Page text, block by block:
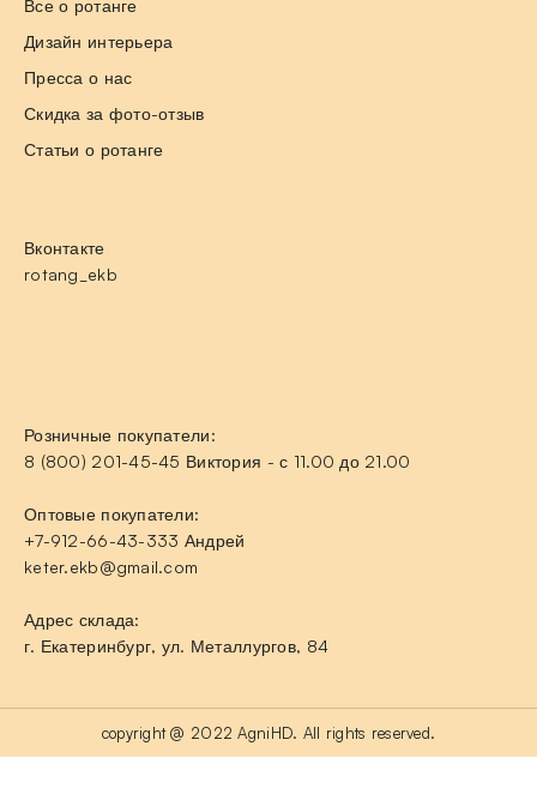
Все о ротанге
Дизайн интерьера
Пресса о нас
Скидка за фото-отзыв
Статьи о ротанге
Вконтакте
rotang_ekb
Розничные покупатели:
8 (800) 201-45-45 Виктория - с 11.00 до 21.00
Оптовые покупатели:
+7-912-66-43-333 Андрей
keter.ekb@gmail.com
Адрес склада:
г. Екатеринбург, ул. Металлургов, 84
copyright @ 2022 AgniHD. All rights reserved.